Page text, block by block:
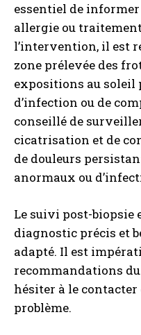
essentiel de
allergie ou
l’intervention, il est
zone prélevée des
expositions au soleil
d’infection ou de
conseillé de
cicatrisation et de
de douleurs
anormaux ou
Le suivi post-biopsie
diagnostic précis et
adapté. Il est
recommandations
hésiter à le contacter
problème.